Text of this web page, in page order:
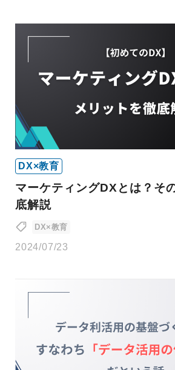
DX×教育
マーケティングDXとは？そ
底解説
DX×教育
2024/07/23